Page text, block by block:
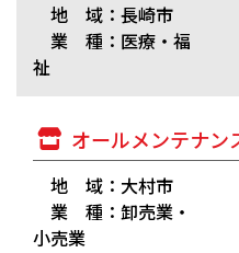
地 域：長崎市
業 種：医療・福
祉
オールメンテナ
地 域：大村市
業 種：卸売業・
小売業